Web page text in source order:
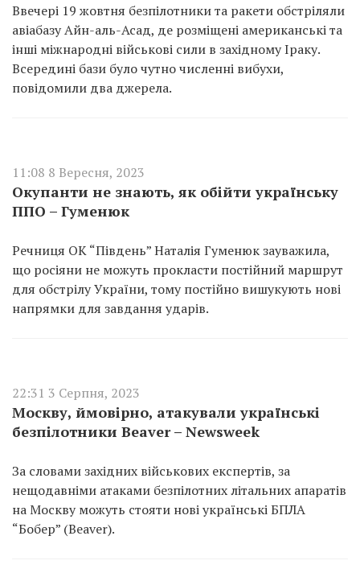
Ввечері 19 жовтня безпілотники та ракети обстріляли
авіабазу Айн-аль-Асад, де розміщені американські та
інші міжнародні військові сили в західному Іраку.
Всередині бази було чутно численні вибухи,
повідомили два джерела.
11:08 8 Вересня, 2023
Окупанти не знають, як обійти українську
ППО – Гуменюк
Речниця ОК “Південь” Наталія Гуменюк зауважила,
що росіяни не можуть прокласти постійний маршрут
для обстрілу України, тому постійно вишукують нові
напрямки для завдання ударів.
22:31 3 Серпня, 2023
Москву, ймовірно, атакували українські
безпілотники Beaver – Newsweek
За словами західних військових експертів, за
нещодавніми атаками безпілотних літальних апаратів
на Москву можуть стояти нові українські БПЛА
“Бобер” (Beaver).